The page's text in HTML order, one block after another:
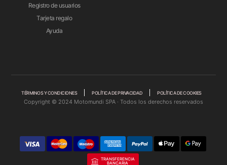
Registro de usuarios
Tarjeta regalo
Ayuda
TÉRMINOS Y CONDICIONES POLÍTICA DE PRIVACIDAD POLÍTICA DE COOKIES
Copyright © 2024 Motomundi SPA · Todos los derechos reservados
TRANSFERENCIA
BANCARIA